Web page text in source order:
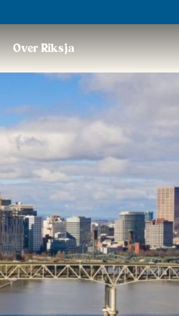
Over Riksja